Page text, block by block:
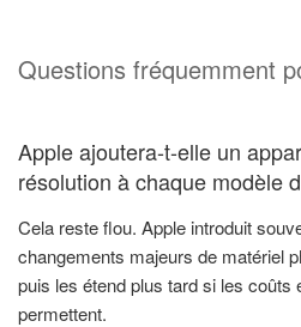
Questions fréquemment
Apple ajoutera-t-elle un
résolution à chaque modèle
Cela reste flou. Apple introduit
changements majeurs de matériel
puis les étend plus tard si les coûts
permettent.